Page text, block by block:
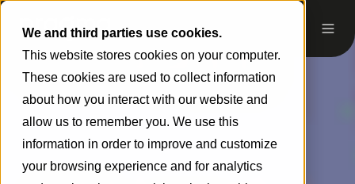
We and third parties use cookies.
This website stores cookies on your computer.
These cookies are used to collect information
about how you interact with our website and
allow us to remember you. We use this
information in order to improve and customize
your browsing experience and for analytics